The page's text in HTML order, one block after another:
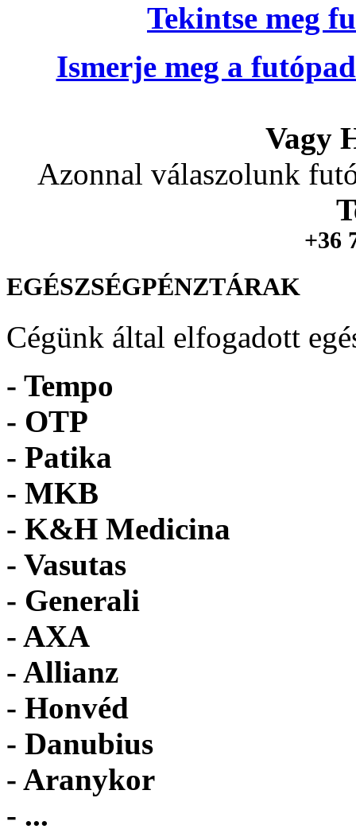
Tekintse meg
Ismerje meg a
Vagy
Azonnal válaszolunk
+36
EGÉSZSÉGPÉNZTÁRAK
Cégünk által elfogadott
- Tempo
- OTP
- Patika
- MKB
- K&H Medicina
- Vasutas
- Generali
- AXA
- Allianz
- Honvéd
- Danubius
- Aranykor
- ...